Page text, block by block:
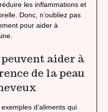
les inflammations et
Donc, n’oubliez pas
pour aider à
aider à
de la peau
d’aliments qui